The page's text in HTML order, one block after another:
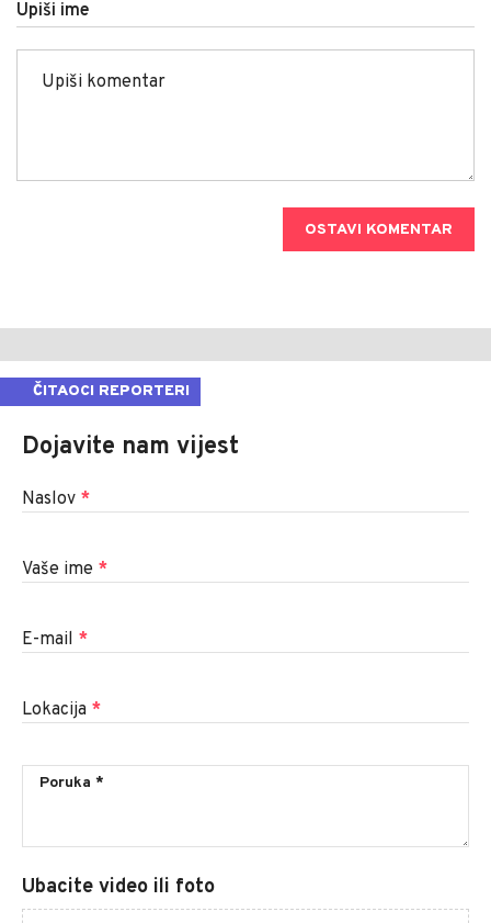
Upiši ime
OSTAVI KOMENTAR
ČITAOCI REPORTERI
Dojavite nam vijest
Naslov *
Vaše ime *
E-mail *
Lokacija *
Ubacite video ili foto